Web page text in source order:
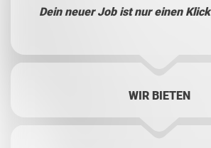
Dein neuer Job ist nur einen
WIR BIETEN